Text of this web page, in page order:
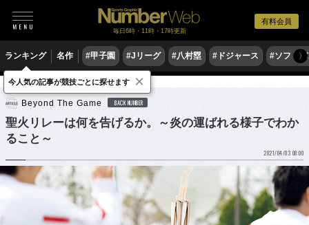
有料会員
毎日6時・11時・17時更新
ランキング 名作 #甲子園 #Jリーグ #八村塁 #ドジャース #ソフト〉
他競技
Beyond The Game BACK NUMBER
聖火リレーは何を告げるか。～炎の運ばれる様子でわか
ること～
2021/04/03 08:00
今人気の記事が競技ごとに探せます ×